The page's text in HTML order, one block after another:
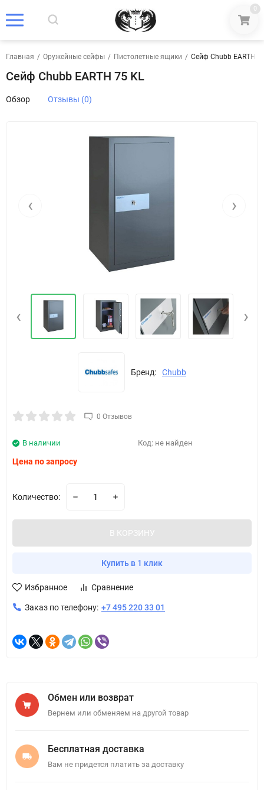
0
Главная / Оружейные сейфы / Пистолетные ящики / Сейф Chubb EARTH
Сейф Chubb EARTH 75 KL
Обзор Отзывы (0)
‹ ›
‹ ›
Бренд: Chubb
0 Отзывов
В наличии Код: не найден
Цена по запросу
Количество:
В КОРЗИНУ
Купить в 1 клик
Избранное Сравнение
Заказ по телефону: +7 495 220 33 01
Обмен или возврат
Вернем или обменяем на другой товар
Бесплатная доставка
Вам не придется платить за доставку